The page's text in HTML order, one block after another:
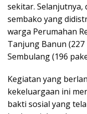
sekitar. Selanjutnya,
sembako yang
warga Perumahan
Tanjung Banun
Sembulang (196
Kegiatan yang
kekeluargaan ini
bakti sosial yang